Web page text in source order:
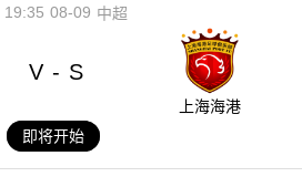
08-09
19:35 中超
V - S
上海海港
即将开始